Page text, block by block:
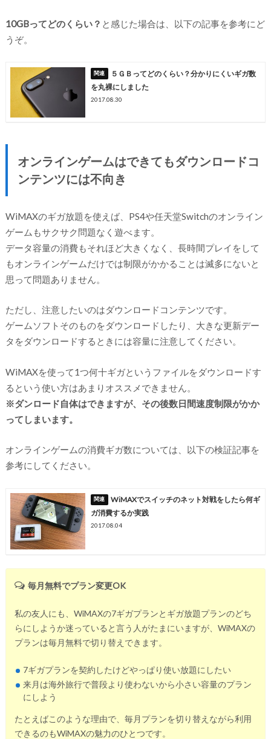
10GBってどのくらい？ と感じた場合は、以下の記事を参考にど
うぞ。
５ＧＢってどのくらい？分かりにくいギガ数
を丸裸にしました
2017.08.30
オンラインゲームはできてもダウンロードコ
ンテンツには不向き
WiMAXのギガ放題を使えば、PS4や任天堂Switchのオンライン
ゲームもサクサク問題なく遊べます。
データ容量の消費もそれほど大きくなく、長時間プレイをして
もオンラインゲームだけでは制限がかかることは滅多にないと
思って問題ありません。
ただし、注意したいのはダウンロードコンテンツです。
ゲームソフトそのものをダウンロードしたり、大きな更新デー
タをダウンロードするときには容量に注意してください。
WiMAXを使って1つ何十ギガというファイルをダウンロードす
るという使い方はあまりオススメできません。
※ダンロード自体はできますが、その後数日間速度制限がかか
ってしまいます。
オンラインゲームの消費ギガ数については、以下の検証記事を
参考にしてください。
WiMAXでスイッチのネット対戦をしたら何ギ
ガ消費するか実践
2017.08.04
毎月無料でプラン変更OK
私の友人にも、WiMAXの7ギガプランとギガ放題プランのどち
らにしようか迷っていると言う人がたまにいますが、WiMAXの
プランは毎月無料で切り替えできます。
7ギガプランを契約したけどやっぱり使い放題にしたい
来月は海外旅行で普段より使わないから小さい容量のプラン
にしよう
たとえばこのような理由で、毎月プランを切り替えながら利用
できるのもWiMAXの魅力のひとつです。